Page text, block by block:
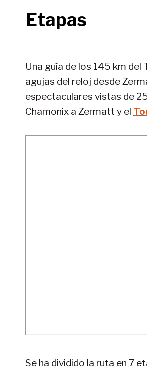
Etapas
Una guía de los 145 km
agujas del reloj desde
espectaculares vistas de
Chamonix a Zermatt y el
Se ha dividido la ruta en 7